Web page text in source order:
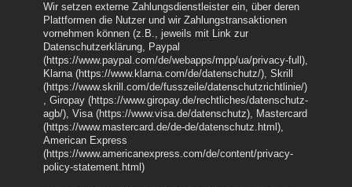
Wir setzen externe Zahlungsdienstleister ein, über deren
Plattformen die Nutzer und wir Zahlungstransaktionen
vornehmen können (z.B., jeweils mit Link zur
Datenschutzerklärung, Paypal
(https://www.paypal.com/de/webapps/mpp/ua/privacy-full),
Klarna (https://www.klarna.com/de/datenschutz/), Skrill
(https://www.skrill.com/de/fusszeile/datenschutzrichtlinie/)
, Giropay (https://www.giropay.de/rechtliches/datenschutz-
agb/), Visa (https://www.visa.de/datenschutz), Mastercard
(https://www.mastercard.de/de-de/datenschutz.html),
American Express
(https://www.americanexpress.com/de/content/privacy-
policy-statement.html)